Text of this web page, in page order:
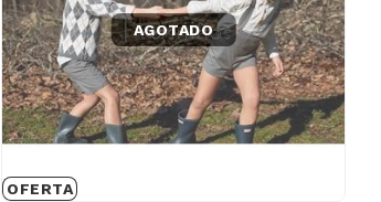
OFERTA
AGOTADO